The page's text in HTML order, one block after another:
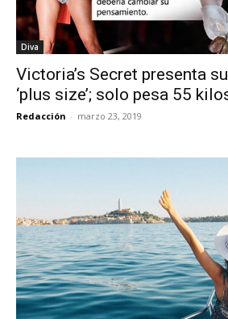
Diva
Victoria’s Secret presenta
‘plus size’; solo pesa 55
Redacción - marzo 23, 2019